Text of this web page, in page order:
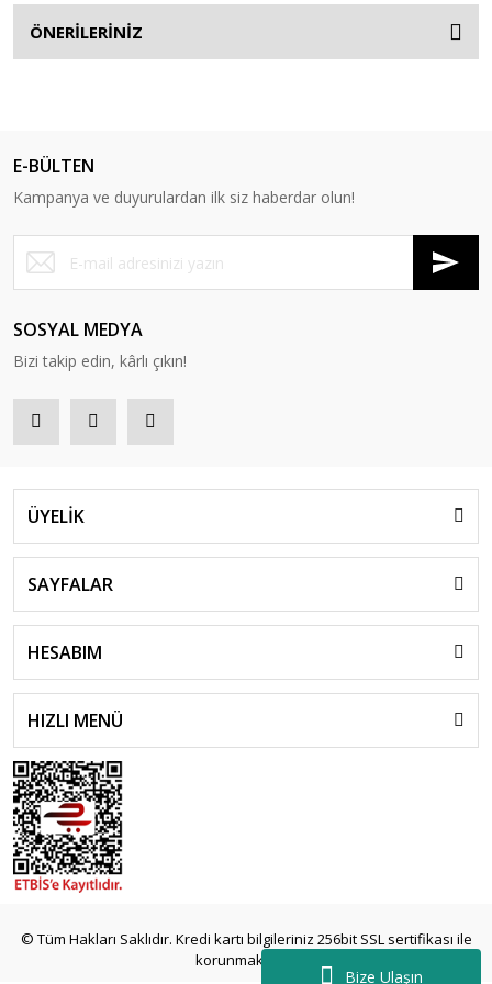
Bize Ulaşın
ÖNERİLERİNİZ
E-BÜLTEN
Kampanya ve duyurulardan ilk siz haberdar olun!
SOSYAL MEDYA
Bizi takip edin, kârlı çıkın!
ÜYELİK
SAYFALAR
HESABIM
HIZLI MENÜ
© Tüm Hakları Saklıdır. Kredi kartı bilgileriniz 256bit SSL sertifikası ile
korunmaktadır.